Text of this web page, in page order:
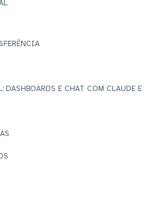
E CHAT COM CLAUDE E